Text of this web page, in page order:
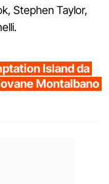
Stephen Taylor,
Island da
Montalbano